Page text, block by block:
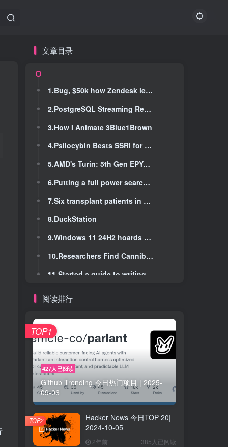
文章目录
1.Bug, $50k how Zendesk left a backdoor in Fortune 500 companies
2.PostgreSQL Streaming Replication (WAL); What It Is and How to Configure One
3.How I Animate 3Blue1Brown
4.Psilocybin Bests SSRI for Major Depression in First Long-Term Comparison
5.AMD's Turin: 5th Gen EPYC Launched
6.Putting a full power search engine in Ecto
7.Six transplant patients in Brazil contract HIV from infected organs
8.DuckStation
9.Windows 11 24H2 hoards 8.63 GB of junk you can't delete
10.Researchers Find Cannibalized Victim of 19th-Century Arctic Voyage
14.Conway's Gradient of Life
17.The Society in Dedham for Apprehending Horse Thieves
18.“Bad Apple” in Minecraft
19.Lm.rs: Minimal CPU LLM inference in Rust with no dependency
20.PeachPie Compiler: Compile and run PHP on top of .NET runtime
文章目录
1.Bug, $50k how Zendesk left a backdoor in Fortune 500 companies
2.PostgreSQL Streaming Replication (WAL); What It Is and How to Configure One
3.How I Animate 3Blue1Brown
4.Psilocybin Bests SSRI for Major Depression in First Long-Term Comparison
5.AMD's Turin: 5th Gen EPYC Launched
6.Putting a full power search engine in Ecto
7.Six transplant patients in Brazil contract HIV from infected organs
8.DuckStation
9.Windows 11 24H2 hoards 8.63 GB of junk you can't delete
10.Researchers Find Cannibalized Victim of 19th-Century Arctic Voyage
14.Conway's Gradient of Life
17.The Society in Dedham for Apprehending Horse Thieves
18.“Bad Apple” in Minecraft
19.Lm.rs: Minimal CPU LLM inference in Rust with no dependency
20.PeachPie Compiler: Compile and run PHP on top of .NET runtime
阅读排行
427人已阅读
Github Trending 今日热门项目 | 2025-
09-06
TOP1
Hacker News 今日TOP 20|
2024-10-05
2年前 385人已阅读
TOP2